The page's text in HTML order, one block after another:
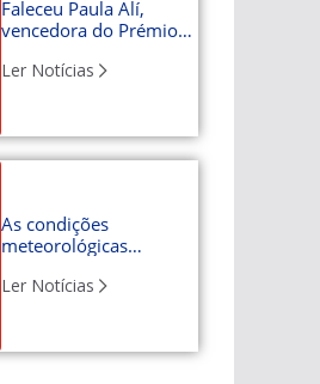
Faleceu Paula Alí,
vencedora do Prémio
de 2026 e uma das
Ler Notícias
As condições
meteorológicas
restabelecimento do
Ler Notícias